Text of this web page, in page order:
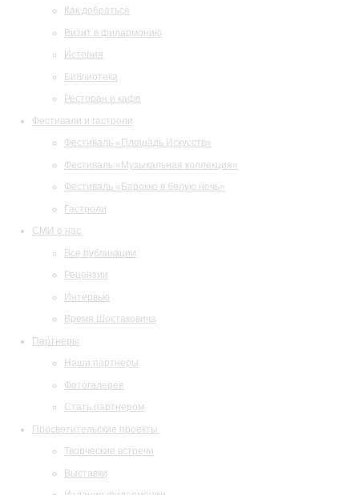
Как добраться
Визит в филармонию
История
Библиотека
Ресторан и кафе
Фестивали и гастроли
Фестиваль «Площадь Искусств»
Фестиваль «Музыкальная коллекция»
Фестиваль «Барокко в белую ночь»
Гастроли
СМИ о нас
Все публикации
Рецензии
Интервью
Время Шостаковича
Партнеры
Наши партнеры
Фотогалерея
Стать партнером
Просветительские проекты
Творческие встречи
Выставки